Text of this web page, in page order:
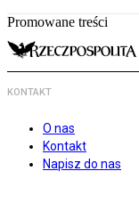
Promowane treści
KONTAKT
O nas
Kontakt
Napisz do nas